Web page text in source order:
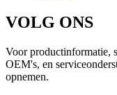
VOLG ONS
Voor productinformatie,
OEM's, en
opnemen.